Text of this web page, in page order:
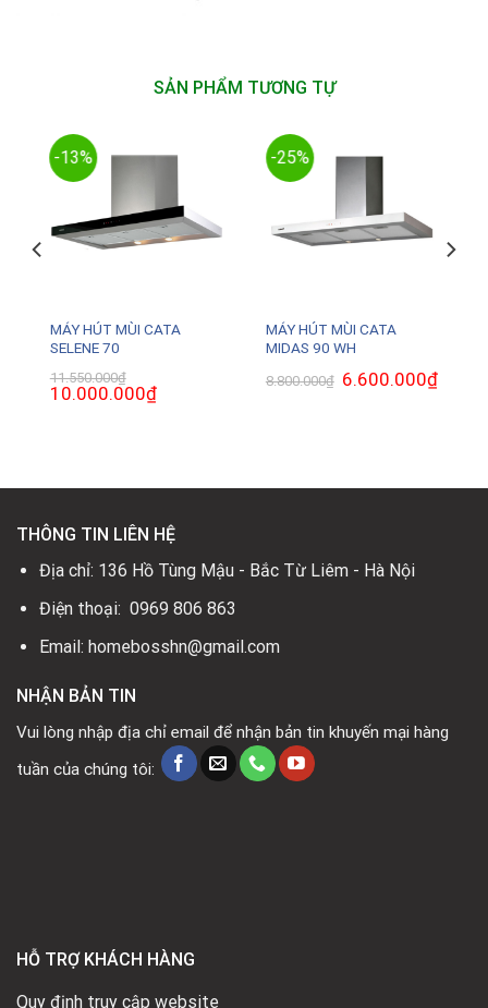
SẢN PHẨM TƯƠNG TỰ
-13%
MÁY HÚT MÙI CATA
SELENE 70
11.550.000₫
Giá
gốc
10.000.000₫Giá
hiện
-25%
MÁY HÚT MÙI CATA
MIDAS 90 WH
8.800.000₫ Giá
gốc
6.600.000₫Giá
hiện
THÔNG TIN LIÊN HỆ
Địa chỉ: 136 Hồ Tùng Mậu - Bắc Từ Liêm - Hà Nội
Điện thoại: 0969 806 863
Email: homebosshn@gmail.com
NHẬN BẢN TIN
Vui lòng nhập địa chỉ email để nhận bản tin khuyến mại hàng
tuần của chúng tôi:
HỖ TRỢ KHÁCH HÀNG
Quy định truy cập website